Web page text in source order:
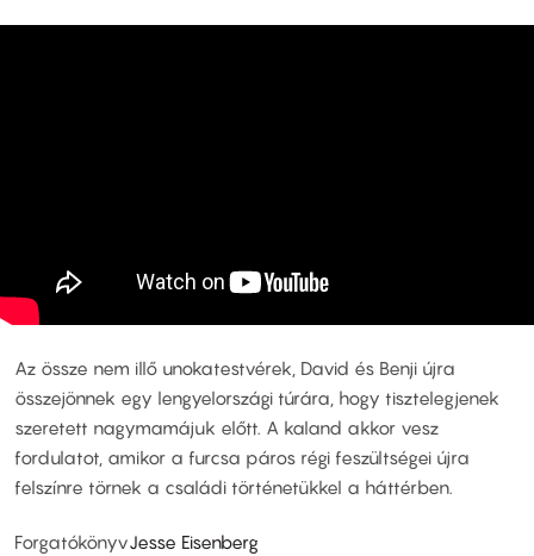
Az össze nem illő unokatestvérek, David és Benji újra
összejönnek egy lengyelországi túrára, hogy tisztelegjenek
szeretett nagymamájuk előtt. A kaland akkor vesz
fordulatot, amikor a furcsa páros régi feszültségei újra
felszínre törnek a családi történetükkel a háttérben.
ForgatókönyvJesse Eisenberg